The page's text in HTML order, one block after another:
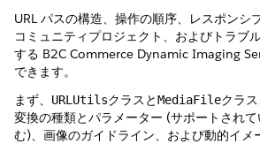
URL パスの構造、操作の順序、レスポンシ
コミュニティプロジェクト、およびトラブ
する B2C Commerce Dynamic Imaging
できます。
まず、URLUtilsクラスとMediaFileクラ
変換の種類とパラメーター (サポートされ
む)、画像のガイドライン、および動的イメ